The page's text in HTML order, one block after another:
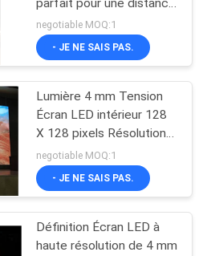
parfait pour une distance
de vision de 4m ∼ 65m
negotiable MOQ:1
- JE NE SAIS PAS.
Lumière 4 mm Tension
Écran LED intérieur 128
X 128 pixels Résolution
du cabinet
negotiable MOQ:1
- JE NE SAIS PAS.
Définition Écran LED à
haute résolution de 4 mm